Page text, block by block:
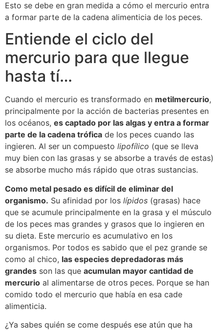
Esto se debe en gran medida a cómo el mercurio entra
a formar parte de la cadena alimenticia de los peces.
Entiende el ciclo del
mercurio para que llegue
hasta tí…
Cuando el mercurio es transformado en metilmercurio,
principalmente por la acción de bacterias presentes en
los océanos, es captado por las algas y entra a formar
parte de la cadena trófica de los peces cuando las
ingieren. Al ser un compuesto lipofílico (que se lleva
muy bien con las grasas y se absorbe a través de estas)
se absorbe mucho más rápido que otras sustancias.
Como metal pesado es difícil de eliminar del
organismo. Su afinidad por los lípidos (grasas) hace
que se acumule principalmente en la grasa y el músculo
de los peces mas grandes y grasos que lo ingieren en
su dieta. Este mercurio es acumulativo en los
organismos. Por todos es sabido que el pez grande se
como al chico, las especies depredadoras más
grandes son las que acumulan mayor cantidad de
mercurio al alimentarse de otros peces. Porque se han
comido todo el mercurio que había en esa cade
alimenticia.
¿Ya sabes quién se come después ese atún que ha